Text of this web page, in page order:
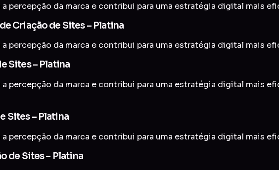
percepção da marca e contribui para uma estratégia digital mais
Criação de Sites – Platina
percepção da marca e contribui para uma estratégia digital mais
Sites – Platina
percepção da marca e contribui para uma estratégia digital mais
Sites – Platina
percepção da marca e contribui para uma estratégia digital mais
de Sites – Platina